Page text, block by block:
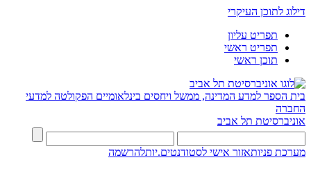
דילוג לתוכן העיקרי
תפריט עליון
תפריט ראשי
תוכן ראשי
בית הספר למדע המדינה, ממשל ויחסים בינלאומיים הפקולטה למדעי
החברה
אוניברסיטת תל אביב
מערכת פניותאזור אישי לסטודנטים.יותלהרשמה